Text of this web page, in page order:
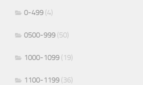
0-499 (4)
0500-999 (50)
1000-1099 (19)
1100-1199 (36)